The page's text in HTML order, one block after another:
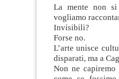
La mente non
vogliamo
Invisibili?
Forse no.
L’arte unisce
disparati, ma a
Non ne